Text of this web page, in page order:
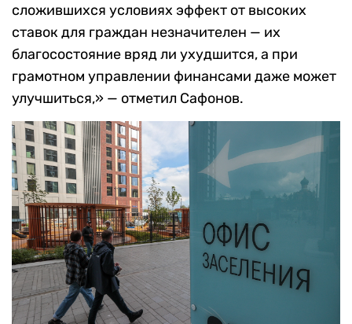
сложившихся условиях эффект от высоких
ставок для граждан незначителен — их
благосостояние вряд ли ухудшится, а при
грамотном управлении финансами даже может
улучшиться,» — отметил Сафонов.